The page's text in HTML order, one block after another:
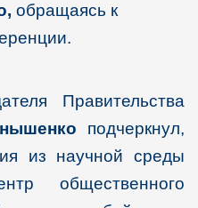
обращаясь к
Правительства
подчеркнул,
из научной среды
общественного